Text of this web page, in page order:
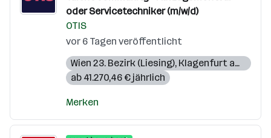
oder Servicetechniker (m/w/d)
OTIS
vor 6 Tagen veröffentlicht
Wien 23. Bezirk (Liesing), Klagenfurt am Wörthersee
ab 41.270,46 € jährlich
Merken